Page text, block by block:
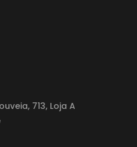
713, Loja A